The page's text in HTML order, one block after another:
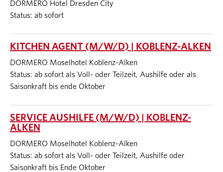
DORMERO Hotel Dresden City
Status: ab sofort
KITCHEN AGENT (M/W/D) | KOBLENZ-ALKEN
DORMERO Moselhotel Koblenz-Alken
Status: ab sofort als Voll- oder Teilzeit, Aushilfe oder als
Saisonkraft bis ende Oktober
SERVICE AUSHILFE (M/W/D) | KOBLENZ-
ALKEN
DORMERO Moselhotel Koblenz-Alken
Status: ab sofort als Voll- oder Teilzeit, Aushilfe oder
Saisonkraft bis Ende Oktober